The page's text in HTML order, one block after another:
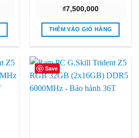
cao
₫7,500,000
THÊM VÀO GIỎ HÀNG
Save